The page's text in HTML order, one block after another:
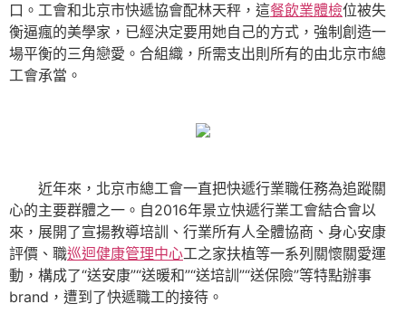
口。工會和北京市快遞協會配林天秤，這餐飲業體檢位被失
衡逼瘋的美學家，已經決定要用她自己的方式，強制創造一
場平衡的三角戀愛。合組織，所需支出則所有的由北京市總
工會承當。
近年來，北京市總工會一直把快遞行業職任務為追蹤關
心的主要群體之一。自2016年景立快遞行業工會結合會以
來，展開了宣揚教導培訓、行業所有人全體協商、身心安康
評價、職巡迴健康管理中心工之家扶植等一系列關懷關愛運
動，構成了“送安康”“送暖和”“送培訓”“送保險”等特點辦事
brand，遭到了快遞職工的接待。